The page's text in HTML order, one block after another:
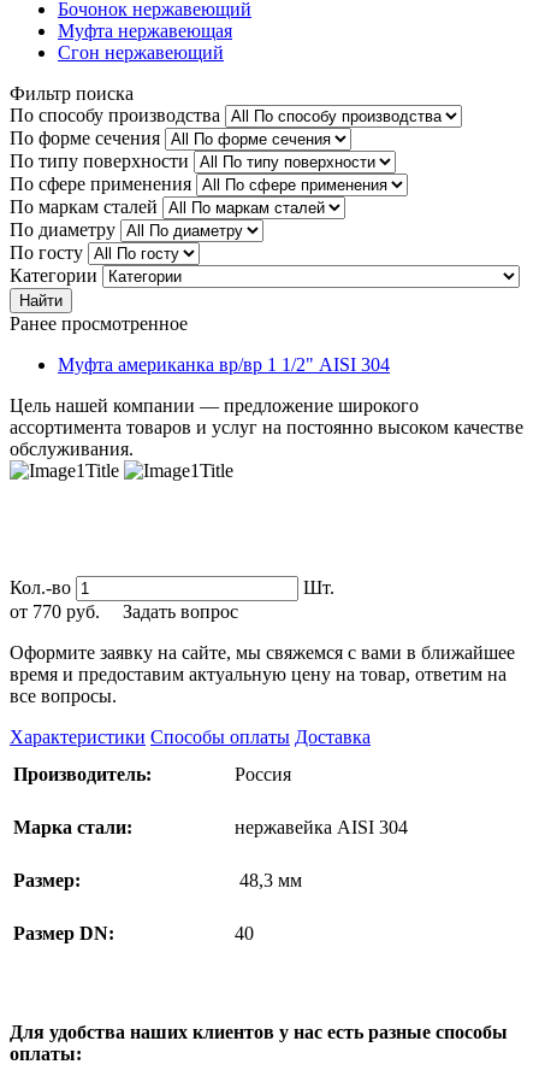
Бочонок нержавеющий
Муфта нержавеющая
Сгон нержавеющий
Фильтр поиска
По способу производства
По форме сечения
По типу поверхности
По сфере применения
По маркам сталей
По диаметру
По госту
Категории
Найти
Ранее просмотренное
Муфта американка вр/вр 1 1/2" AISI 304
Цель нашей компании — предложение широкого
ассортимента товаров и услуг на постоянно высоком качестве
обслуживания.
Кол.-во
Шт.
от 770 руб.
Задать вопрос
Оформите заявку на сайте, мы свяжемся с вами в ближайшее
время и предоставим актуальную цену на товар, ответим на
все вопросы.
Характеристики Способы оплаты Доставка
Производитель:
Россия
Марка стали: нержавейка AISI 304
Размер: 48,3 мм
Размер DN: 40
Для удобства наших клиентов у нас есть разные способы
оплаты: